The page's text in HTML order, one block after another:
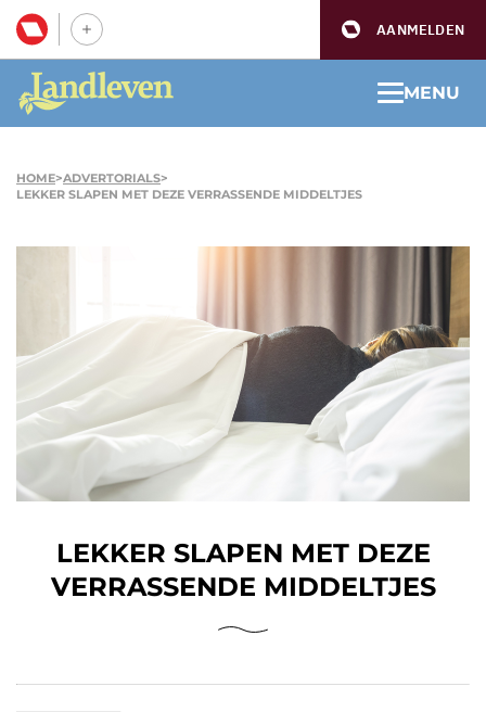
AANMELDEN
MENU
HOME>ADVERTORIALS>
LEKKER SLAPEN MET DEZE VERRASSENDE MIDDELTJES
LEKKER SLAPEN MET DEZE
VERRASSENDE MIDDELTJES